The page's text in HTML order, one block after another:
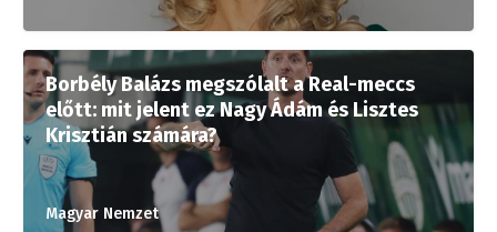
Borbély Balázs megszólalt a Real-meccs
előtt: mit jelent ez Nagy Ádám és Lisztes
Krisztián számára?
Magyar Nemzet